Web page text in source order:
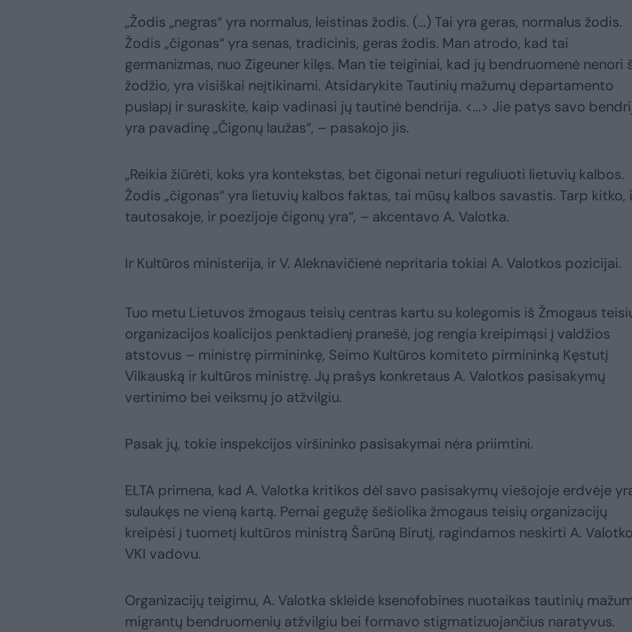
„Žodis „negras“ yra normalus, leistinas žodis. (...) Tai yra geras, normalus žodis.
Žodis „čigonas“ yra senas, tradicinis, geras žodis. Man atrodo, kad tai
germanizmas, nuo Zigeuner kilęs. Man tie teiginiai, kad jų bendruomenė nenori
žodžio, yra visiškai neįtikinami. Atsidarykite Tautinių mažumų departamento
puslapį ir suraskite, kaip vadinasi jų tautinė bendrija. <...> Jie patys savo
yra pavadinę „Čigonų laužas“, – pasakojo jis.
„Reikia žiūrėti, koks yra kontekstas, bet čigonai neturi reguliuoti lietuvių kalbos.
Žodis „čigonas“ yra lietuvių kalbos faktas, tai mūsų kalbos savastis. Tarp kitko,
tautosakoje, ir poezijoje čigonų yra“, – akcentavo A. Valotka.
Ir Kultūros ministerija, ir V. Aleknavičienė nepritaria tokiai A. Valotkos pozicijai.
Tuo metu Lietuvos žmogaus teisių centras kartu su kolegomis iš Žmogaus
organizacijos koalicijos penktadienį pranešė, jog rengia kreipimąsi į valdžios
atstovus – ministrę pirmininkę, Seimo Kultūros komiteto pirmininką Kęstutį
Vilkauską ir kultūros ministrę. Jų prašys konkretaus A. Valotkos pasisakymų
vertinimo bei veiksmų jo atžvilgiu.
Pasak jų, tokie inspekcijos viršininko pasisakymai nėra priimtini.
ELTA primena, kad A. Valotka kritikos dėl savo pasisakymų viešojoje erdvėje
sulaukęs ne vieną kartą. Pernai gegužę šešiolika žmogaus teisių organizacijų
kreipėsi į tuometį kultūros ministrą Šarūną Birutį, ragindamos neskirti A.
VKI vadovu.
Organizacijų teigimu, A. Valotka skleidė ksenofobines nuotaikas tautinių
migrantų bendruomenių atžvilgiu bei formavo stigmatizuojančius naratyvus.